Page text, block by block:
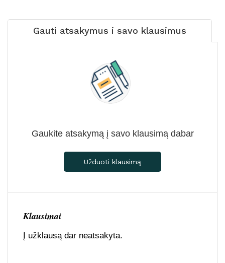
Gauti atsakymus i savo klausimus
Gaukite atsakymą į savo klausimą dabar
Užduoti klausimą
Klausimai
Į užklausą dar neatsakyta.